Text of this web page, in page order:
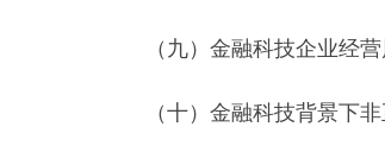
（九）金融科技企业经营
（十）金融科技背景下非